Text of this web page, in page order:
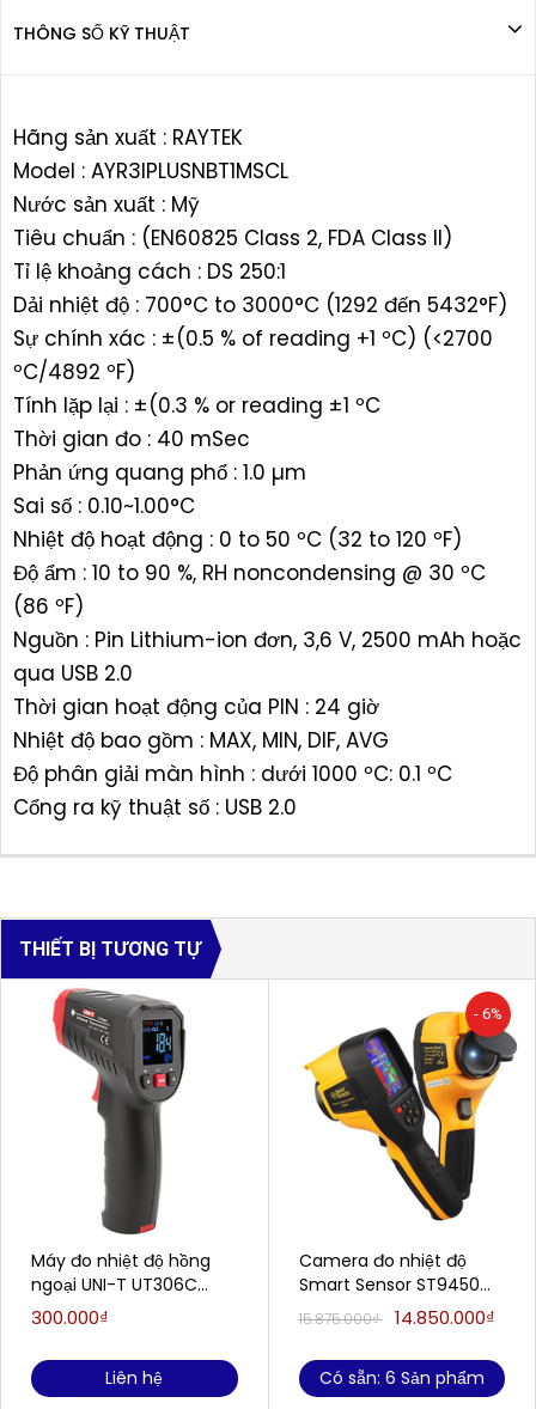
THÔNG SỐ KỸ THUẬT
Hãng sản xuất : RAYTEK
Model : AYR3IPLUSNBT1MSCL
Nước sản xuất : Mỹ
Tiêu chuẩn : (EN60825 Class 2, FDA Class II)
Tỉ lệ khoảng cách : DS 250:1
Dải nhiệt độ : 700°C to 3000°C (1292 đến 5432°F)
Sự chính xác : ±(0.5 % of reading +1 ºC) (<2700
ºC/4892 ºF)
Tính lặp lại : ±(0.3 % or reading ±1 ºC
Thời gian đo : 40 mSec
Phản ứng quang phổ : 1.0 µm
Sai số : 0.10~1.00°C
Nhiệt độ hoạt động : 0 to 50 ºC (32 to 120 ºF)
Độ ẩm : 10 to 90 %, RH noncondensing @ 30 ºC
(86 ºF)
Nguồn : Pin Lithium-ion đơn, 3,6 V, 2500 mAh hoặc
qua USB 2.0
Thời gian hoạt động của PIN : 24 giờ
Nhiệt độ bao gồm : MAX, MIN, DIF, AVG
Độ phân giải màn hình : dưới 1000 ºC: 0.1 ºC
Cổng ra kỹ thuật số : USB 2.0
THIẾT BỊ TƯƠNG TỰ
Máy đo nhiệt độ hồng
ngoại UNI-T UT306C
(-50~500℃; ±2°C/±2%;
300.000₫
Liên hệ
- 6%
Camera đo nhiệt độ
Smart Sensor ST9450
(-25 đến 450 ° C)
15.875.000₫ 14.850.000₫
Có sẵn: 6 Sản phẩm